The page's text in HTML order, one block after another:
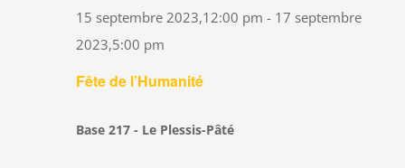
Fête de l’Humanité
15 septembre 2023,12:00 pm - 17 septembre
2023,5:00 pm
Base 217 - Le Plessis-Pâté